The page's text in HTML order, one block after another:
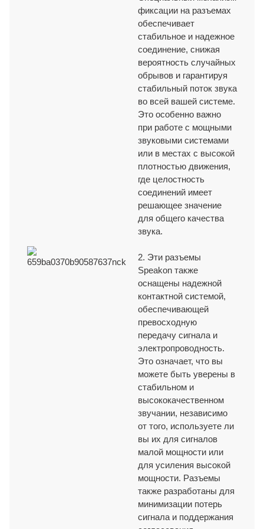
фиксации на разъемах
обеспечивает
стабильное и надежное
соединение, снижая
вероятность случайных
обрывов и гарантируя
стабильный поток звука
во всей вашей системе.
Это особенно важно
при работе с мощными
звуковыми системами
или в местах с высокой
плотностью движения,
где целостность
соединений имеет
решающее значение
для общего качества
звука.
2. Эти разъемы
Speakon также
оснащены надежной
контактной системой,
обеспечивающей
превосходную
передачу сигнала и
электропроводность.
Это означает, что вы
можете быть уверены в
стабильном и
высококачественном
звучании, независимо
от того, используете ли
вы их для сигналов
малой мощности или
для усиления высокой
мощности. Разъемы
также разработаны для
минимизации потерь
сигнала и поддержания
Мы предоставляем персонального представителя отдела продаж
для решения любых вопросов или проблем, которые могут
возникнуть у клиентов в связи с продуктом, чтобы обеспечить
оперативное и эффективное реагирование.
У нас налажены эффективные процессы отгрузки и доставки,
обеспечивающие своевременную доставку и соблюдение сроков
ТЕХНИЧЕСКАЯ ПОДДЕРЖКА И
опираясь на более чем 30-летний опыт OEM/ODM-производства и
инноваций.
ISO9001/ ISO9002/ RoHS/ CE/ REACH/ Калифорнийское
Нинбо Цзинъи